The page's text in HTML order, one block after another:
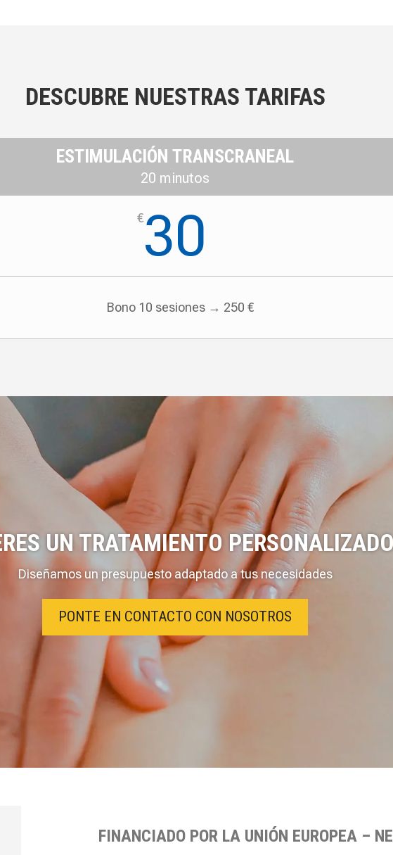
DESCUBRE NUESTRAS TARIFAS
ESTIMULACIÓN TRANSCRANEAL
20 minutos
€30
Bono 10 sesiones → 250 €
UN TRATAMIENTO
Diseñamos un presupuesto adaptado a tus necesidades
PONTE EN CONTACTO CON NOSOTROS
FINANCIADO POR LA UNIÓN EUROPEA –